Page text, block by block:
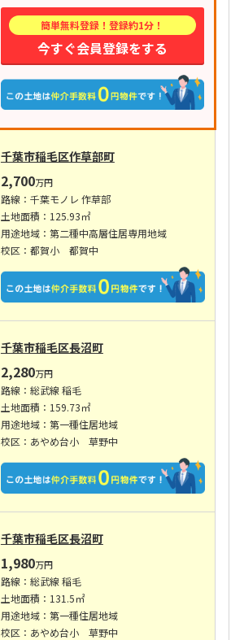
簡単無料登録！登録約1分！
今すぐ会員登録をする
千葉市稲毛区作草部町
2,700万円
路線：千葉モノレ 作草部
土地面積：125.93㎡
用途地域：第二種中高層住居専用地域
校区：都賀小 都賀中
千葉市稲毛区長沼町
2,280万円
路線：総武線 稲毛
土地面積：159.73㎡
用途地域：第一種住居地域
校区：あやめ台小 草野中
千葉市稲毛区長沼町
1,980万円
路線：総武線 稲毛
土地面積：131.5㎡
用途地域：第一種住居地域
校区：あやめ台小 草野中